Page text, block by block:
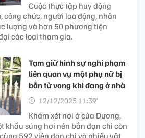
Cuộc thực tập huy động
công chức, người lao động, nhân
lượng và hơn 50 phương tiện
các loại tham gia.
Tạm giữ hình sự nghi phạm
liên quan vụ một phụ nữ bị
bắn tử vong khi đang ở nhà
12/12/2025 11:39’
Khám xét nơi ở của Dương,
khẩu súng hơi nén bắn đạn chì còn